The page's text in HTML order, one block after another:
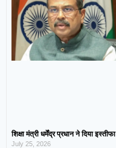
शिक्षा मंत्री धर्मेंद्र प्रधान ने दिया इस्तीफा
July 25, 2026